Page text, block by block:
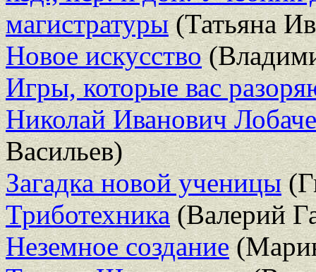
магистратуры(Татьяна
Новое искусство
Игры, которые вас
Николай Иванович
Васильев)
Загадка новой ученицы
Триботехника(Валерий
Неземное создание